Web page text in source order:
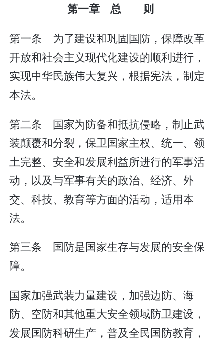
第一章 总 则
第一条 为了建设和巩固国防，保障改革
开放和社会主义现代化建设的顺利进行，
实现中华民族伟大复兴，根据宪法，制定
本法。
第二条 国家为防备和抵抗侵略，制止武
装颠覆和分裂，保卫国家主权、统一、领
土完整、安全和发展利益所进行的军事活
动，以及与军事有关的政治、经济、外
交、科技、教育等方面的活动，适用本
法。
第三条 国防是国家生存与发展的安全保
障。
国家加强武装力量建设，加强边防、海
防、空防和其他重大安全领域防卫建设，
发展国防科研生产，普及全民国防教育，